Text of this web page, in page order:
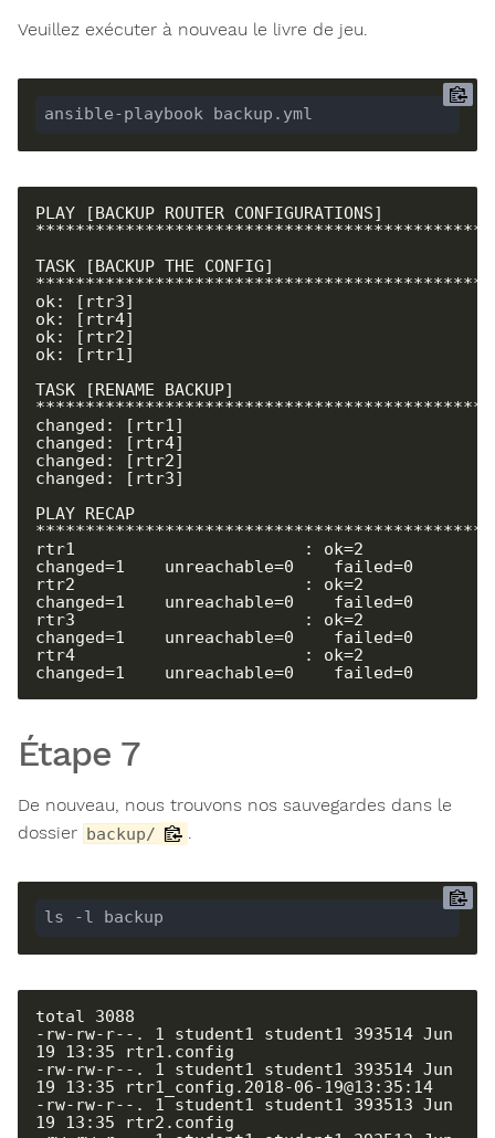
Veuillez exécuter à nouveau le livre de jeu.
ansible-playbook backup.yml
PLAY [BACKUP ROUTER CONFIGURATIONS]
TASK [BACKUP THE CONFIG]
ok: [rtr3]
ok: [rtr4]
ok: [rtr2]
ok: [rtr1]
TASK [RENAME BACKUP]
changed: [rtr1]
changed: [rtr4]
changed: [rtr2]
changed: [rtr3]
PLAY RECAP
rtr1                       : ok=2
changed=1    unreachable=0    failed=0
rtr2                       : ok=2
changed=1    unreachable=0    failed=0
rtr3                       : ok=2
changed=1    unreachable=0    failed=0
rtr4                       : ok=2
changed=1    unreachable=0    failed=0
Étape 7
De nouveau, nous trouvons nos sauvegardes dans le
dossier backup/
ls -l backup
total 3088
-rw-rw-r--. 1 student1 student1 393514 Jun
19 13:35 rtr1.config
-rw-rw-r--. 1 student1 student1 393514 Jun
19 13:35 rtr1_config.2018-06-19@13:35:14
-rw-rw-r--. 1 student1 student1 393513 Jun
19 13:35 rtr2.config